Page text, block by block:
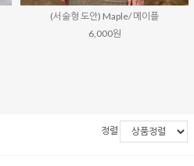
(서술형 도안) Maple/ 메이플
6,000원
정렬